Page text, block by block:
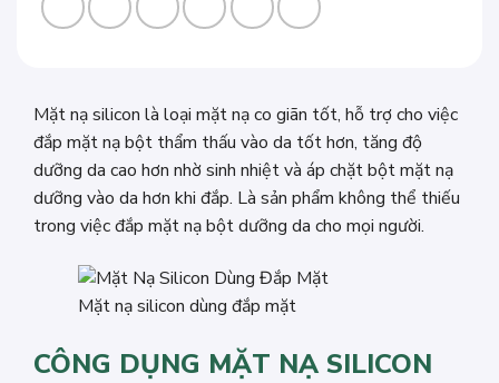
độ
lượng
Mặt nạ silicon là loại mặt nạ co giãn tốt, hỗ trợ cho việc
đắp mặt nạ bột thẩm thấu vào da tốt hơn, tăng độ
dưỡng da cao hơn nhờ sinh nhiệt và áp chặt bột mặt nạ
dưỡng vào da hơn khi đắp. Là sản phẩm không thể thiếu
trong việc đắp mặt nạ bột dưỡng da cho mọi người.
Mặt nạ silicon dùng đắp mặt
CÔNG DỤNG MẶT NẠ SILICON